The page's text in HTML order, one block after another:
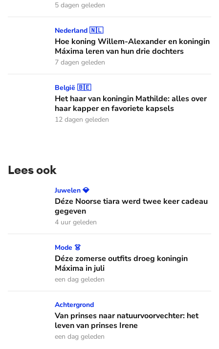
5 dagen geleden
Hoe koning Willem-Alexander en koningin Máxima leren
Nederland 🇳🇱
Hoe koning Willem-Alexander en koningin
Máxima leren van hun drie dochters
7 dagen geleden
Het haar van koningin Mathilde: alles over haar kapper en
België 🇧🇪
Het haar van koningin Mathilde: alles over
haar kapper en favoriete kapsels
12 dagen geleden
Lees ook
Déze Noorse tiara werd twee keer cadeau gegeven
Juwelen 💎
Déze Noorse tiara werd twee keer cadeau
gegeven
4 uur geleden
Déze zomerse outfits droeg koningin Máxima in juli
Mode 👗
Déze zomerse outfits droeg koningin
Máxima in juli
een dag geleden
Van prinses naar natuurvoorvechter: het leven van prinses
Achtergrond
Van prinses naar natuurvoorvechter: het
leven van prinses Irene
een dag geleden